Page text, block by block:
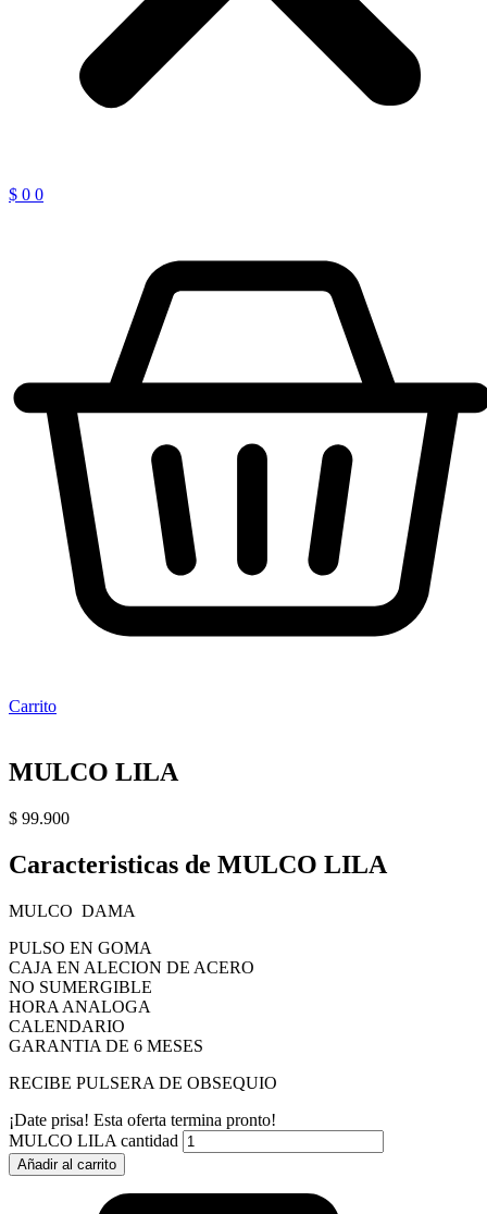
$ 0 0
Carrito
MULCO LILA
$ 99.900
Caracteristicas de MULCO LILA
MULCO DAMA
PULSO EN GOMA
CAJA EN ALECION DE ACERO
NO SUMERGIBLE
HORA ANALOGA
CALENDARIO
GARANTIA DE 6 MESES
RECIBE PULSERA DE OBSEQUIO
¡Date prisa! Esta oferta termina pronto!
MULCO LILA cantidad
Añadir al carrito